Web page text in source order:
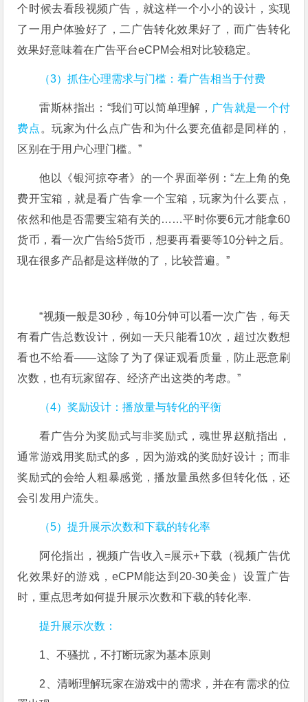
个时候去看段视频广告，就这样一个小小的设计，实现
了一用户体验好了，二广告转化效果好了，而广告转化
效果好意味着在广告平台eCPM会相对比较稳定。
（3）抓住心理需求与门槛：看广告相当于付费
雷斯林指出：“我们可以简单理解， 广告就是一个付
费点 。玩家为什么点广告和为什么要充值都是同样的，
区别在于用户心理门槛。”
他以《银河掠夺者》的一个界面举例：“左上角的免
费开宝箱，就是看广告拿一个宝箱，玩家为什么要点，
依然和他是否需要宝箱有关的……平时你要6元才能拿60
货币，看一次广告给5货币，想要再看要等10分钟之后。
现在很多产品都是这样做的了，比较普遍。”
“视频一般是30秒，每10分钟可以看一次广告，每天
有看广告总数设计，例如一天只能看10次，超过次数想
看也不给看——这除了为了保证观看质量，防止恶意刷
次数，也有玩家留存、经济产出这类的考虑。”
（4）奖励设计：播放量与转化的平衡
看广告分为奖励式与非奖励式，魂世界赵航指出，
通常游戏用奖励式的多，因为游戏的奖励好设计；而非
奖励式的会给人粗暴感觉，播放量虽然多但转化低，还
会引发用户流失。
（5）提升展示次数和下载的转化率
阿伦指出，视频广告收入=展示+下载（视频广告优
化效果好的游戏，eCPM能达到20-30美金）设置广告
时，重点思考如何提升展示次数和下载的转化率.
提升展示次数：
1、不骚扰，不打断玩家为基本原则
2、清晰理解玩家在游戏中的需求，并在有需求的位